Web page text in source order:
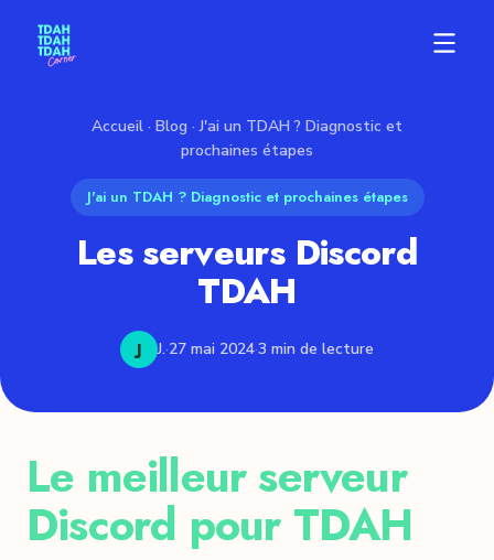
Accueil · Blog · J'ai un TDAH ? Diagnostic et
prochaines étapes
J'ai un TDAH ? Diagnostic et prochaines étapes
Les serveurs Discord
TDAH
J J.·27 mai 2024·3 min de lecture
Le meilleur serveur
Discord pour TDAH